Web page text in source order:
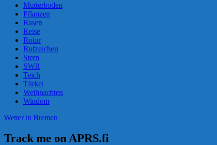
Mutterboden
Pflanzen
Rasen
Reise
Rotor
Rufzeichen
Stern
SWR
Teich
Türkei
Weihnachten
Windom
Wetter in Bremen
Track me on APRS.fi